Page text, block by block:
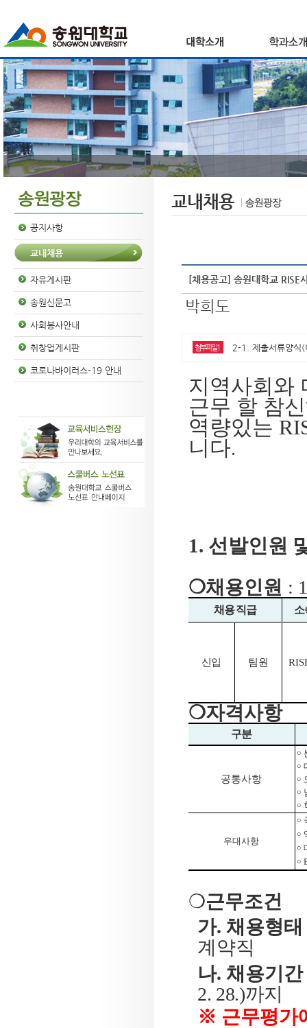
공지사항
교내채용
자유게시판
송원신문고
사회봉사안내
취창업게시판
코로나바이러스-19 안내
교내채용
[채용공고] 송원대학교 RISE
박희도
첨부파일1 2-1. 제출서류양
지역사회와
근무 할 참
역량있는
니다.
1. 선발인원
❍채용인원 : 1
채용 직급 소
신입 팀원
❍자격사항
구분
공통사항
￮
￮
￮
￮
￮
우대사항
￮
￮
￮
￮
❍근무조건
가. 채용형태
계약직
나. 채용기간
2. 28.)까지
※ 근무평가